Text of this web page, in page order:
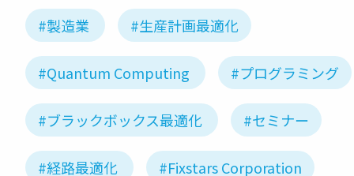
#製造業 #生産計画最適化
#Quantum Computing #プログラミング
#ブラックボックス最適化 #セミナー
#経路最適化 #Fixstars Corporation